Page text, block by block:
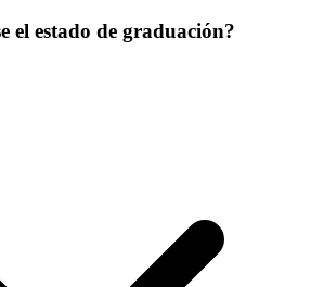
el estado de graduación?